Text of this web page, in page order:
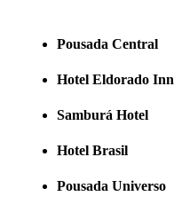
Pousada Central
Hotel Eldorado Inn
Samburá Hotel
Hotel Brasil
Pousada Universo